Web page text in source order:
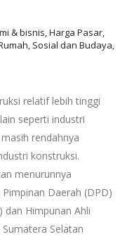
& bisnis, Harga Pasar,
Sosial dan Budaya,
relatif lebih tinggi
seperti industri
rendahnya
konstruksi.
menurunnya
Daerah (DPD)
dan Himpunan Ahli
Selatan